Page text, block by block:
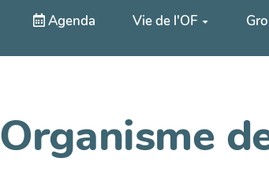
Agenda Vie de l'OF
Organisme